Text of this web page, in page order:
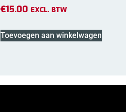
€15.00 EXCL. BTW
Toevoegen aan winkelwagen